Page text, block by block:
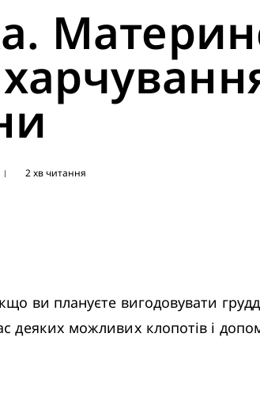
| 2 хв читання
ви плануєте вигодовувати
деяких можливих клопотів і